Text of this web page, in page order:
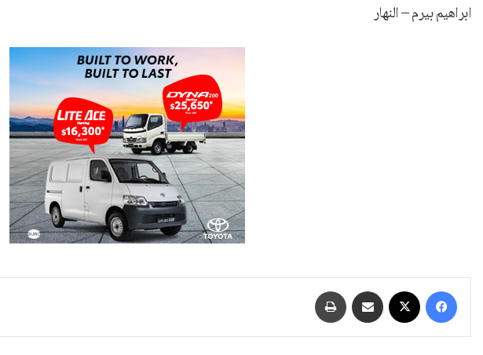
ابراهيم بيرم – النهار
فيسبوك مشاركة عبر البريد